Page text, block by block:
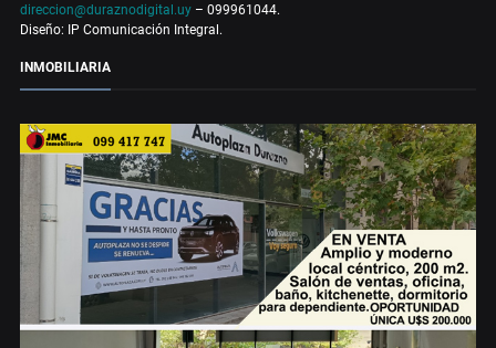
direccion@duraznodigital.uy – 099961044.
Diseño: IP Comunicación Integral.
INMOBILIARIA